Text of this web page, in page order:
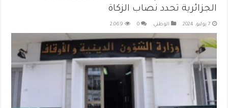
الجزائرية تحدد نصاب الزكاة
7 يوليو، 2024 الوطني 0
2,069